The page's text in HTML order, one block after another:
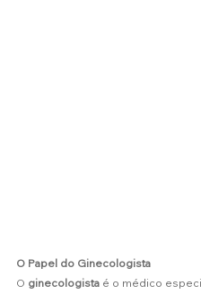
O Papel do Ginecologista
O ginecologista é o médico